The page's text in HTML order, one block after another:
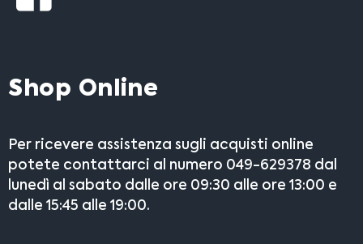
Shop Online
Per ricevere assistenza sugli acquisti online
potete contattarci al numero 049-629378 dal
lunedì al sabato dalle ore 09:30 alle ore 13:00 e
dalle 15:45 alle 19:00.